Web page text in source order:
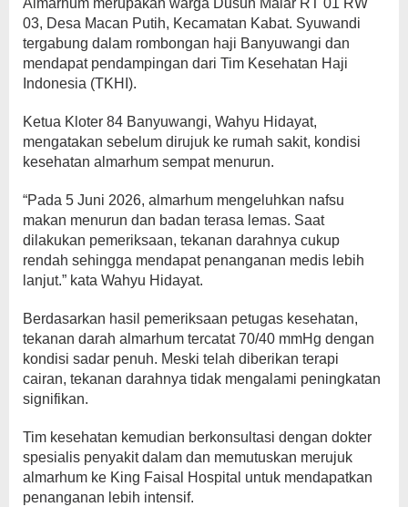
Almarhum merupakan warga Dusun Malar RT 01 RW
03, Desa Macan Putih, Kecamatan Kabat. Syuwandi
tergabung dalam rombongan haji Banyuwangi dan
mendapat pendampingan dari Tim Kesehatan Haji
Indonesia (TKHI).
Ketua Kloter 84 Banyuwangi, Wahyu Hidayat,
mengatakan sebelum dirujuk ke rumah sakit, kondisi
kesehatan almarhum sempat menurun.
“Pada 5 Juni 2026, almarhum mengeluhkan nafsu
makan menurun dan badan terasa lemas. Saat
dilakukan pemeriksaan, tekanan darahnya cukup
rendah sehingga mendapat penanganan medis lebih
lanjut.” kata Wahyu Hidayat.
Berdasarkan hasil pemeriksaan petugas kesehatan,
tekanan darah almarhum tercatat 70/40 mmHg dengan
kondisi sadar penuh. Meski telah diberikan terapi
cairan, tekanan darahnya tidak mengalami peningkatan
signifikan.
Tim kesehatan kemudian berkonsultasi dengan dokter
spesialis penyakit dalam dan memutuskan merujuk
almarhum ke King Faisal Hospital untuk mendapatkan
penanganan lebih intensif.